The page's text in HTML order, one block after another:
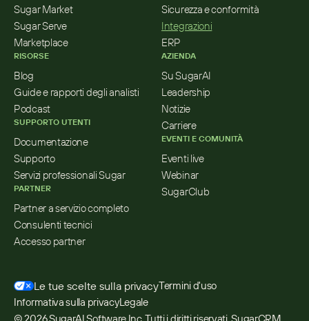
Sugar Market
Sugar Serve
Marketplace
RISORSE
Blog
Guide e rapporti degli analisti
Podcast
SUPPORTO UTENTI
Documentazione
Supporto
Servizi professionali Sugar
PARTNER
Partner a servizio completo
Consulenti tecnici
Accesso partner
Sicurezza e conformità
Integrazioni
ERP
AZIENDA
Su SugarAI
Leadership
Notizie
Carriere
EVENTI E COMUNITÀ
Eventi live
Webinar
SugarClub
Le tue scelte sulla privacyTermini d'uso
Informativa sulla privacyLegale